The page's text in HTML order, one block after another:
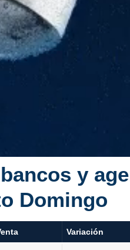
y
Domingo
Variación